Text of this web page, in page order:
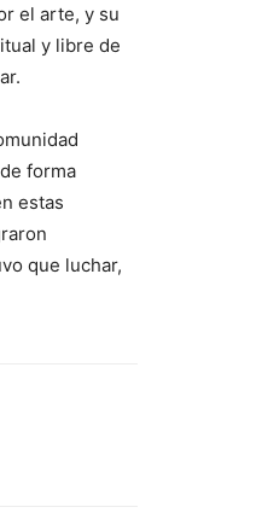
el arte, y su
y libre de
forma
estas
que luchar,